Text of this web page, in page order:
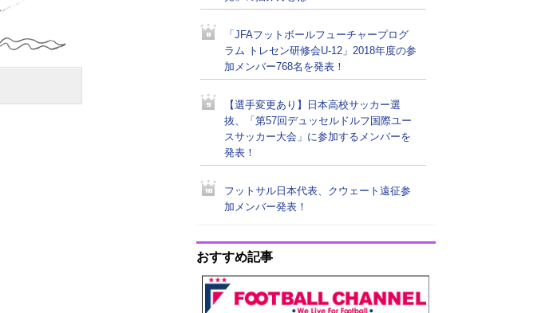
「JFAフットボールフューチャープログ
ラム トレセン研修会U-12」2018年度の参
加メンバー768名を発表！
【選手変更あり】日本高校サッカー選
抜、「第57回デュッセルドルフ国際ユー
スサッカー大会」に参加するメンバーを
発表！
フットサル日本代表、クウェート遠征参
加メンバー発表！
おすすめ記事